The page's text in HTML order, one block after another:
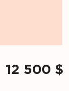
12 500 $